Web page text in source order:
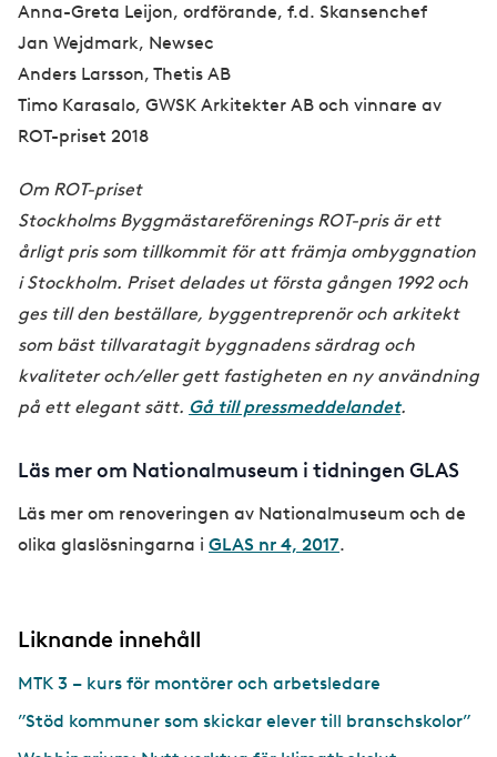
Anna-Greta Leijon, ordförande, f.d. Skansenchef
Jan Wejdmark, Newsec
Anders Larsson, Thetis AB
Timo Karasalo, GWSK Arkitekter AB och vinnare av
ROT-priset 2018
Om ROT-priset
Stockholms Byggmästareförenings ROT-pris är ett
årligt pris som tillkommit för att främja ombyggnation
i Stockholm. Priset delades ut första gången 1992 och
ges till den beställare, byggentreprenör och arkitekt
som bäst tillvaratagit byggnadens särdrag och
kvaliteter och/eller gett fastigheten en ny användning
på ett elegant sätt. Gå till pressmeddelandet.
Läs mer om Nationalmuseum i tidningen GLAS
Läs mer om renoveringen av Nationalmuseum och de
olika glaslösningarna i GLAS nr 4, 2017.
Liknande innehåll
MTK 3 – kurs för montörer och arbetsledare
”Stöd kommuner som skickar elever till branschskolor”